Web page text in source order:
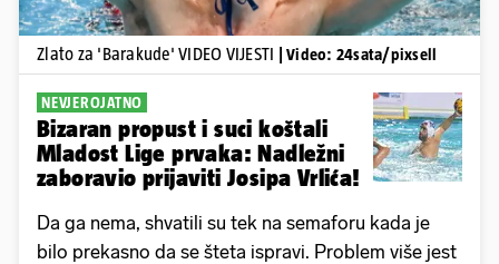
Zlato za 'Barakude' VIDEO VIJESTI | Video: 24sata/pixsell
NEVJEROJATNO
Bizaran propust i suci koštali
Mladost Lige prvaka: Nadležni
zaboravio prijaviti Josipa Vrlića!
Da ga nema, shvatili su tek na semaforu kada je
bilo prekasno da se šteta ispravi. Problem više jest